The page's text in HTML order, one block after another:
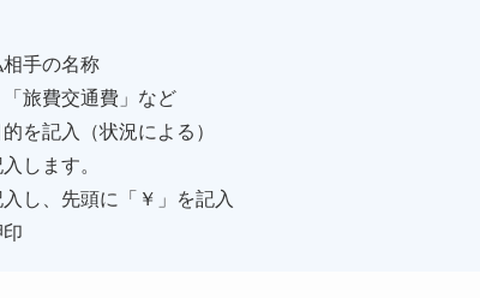
相手の名称
「旅費交通費」など
を記入（状況による）
します。
入し、先頭に「￥」を記入